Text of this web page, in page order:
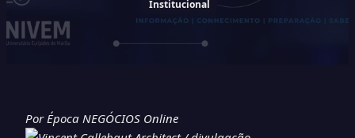
Institucional
Por Época NEGÓCIOS Online